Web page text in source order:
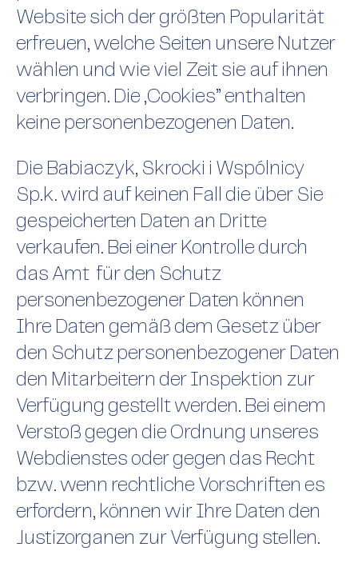
Website sich der größten Popularität
erfreuen, welche Seiten unsere Nutzer
wählen und wie viel Zeit sie auf ihnen
verbringen. Die „Cookies” enthalten
keine personenbezogenen Daten.
Die Babiaczyk, Skrocki i Wspólnicy
Sp.k. wird auf keinen Fall die über Sie
gespeicherten Daten an Dritte
verkaufen. Bei einer Kontrolle durch
das Amt für den Schutz
personenbezogener Daten können
Ihre Daten gemäß dem Gesetz über
den Schutz personenbezogener Daten
den Mitarbeitern der Inspektion zur
Verfügung gestellt werden. Bei einem
Verstoß gegen die Ordnung unseres
Webdienstes oder gegen das Recht
bzw. wenn rechtliche Vorschriften es
erfordern, können wir Ihre Daten den
Justizorganen zur Verfügung stellen.